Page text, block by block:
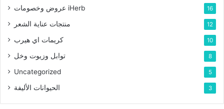
عروض وخصومات iHerb 16
منتجات عناية الشعر 12
كريمات اي هيرب 10
توابل وزيوت وخل 8
Uncategorized 5
الحيوانات الأليفة 3